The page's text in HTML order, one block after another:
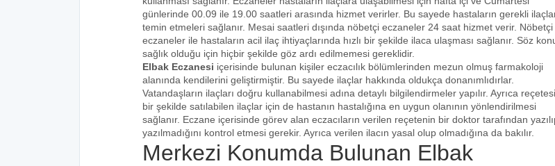
günlerinde 00.09 ile 19.00 saatleri arasında hizmet verirler. Bu sayede hastaların gerekli
temin etmeleri sağlanır. Mesai saatleri dışında nöbetçi eczaneler 24 saat hizmet verir. Nöbetçi
eczaneler ile hastaların acil ilaç ihtiyaçlarında hızlı bir şekilde ilaca ulaşması sağlanır. Söz
sağlık olduğu için hiçbir şekilde göz ardı edilmemesi gereklidir.
Elbak Eczanesi içerisinde bulunan kişiler eczacılık bölümlerinden mezun olmuş farmakoloji
alanında kendilerini geliştirmiştir. Bu sayede ilaçlar hakkında oldukça donanımlıdırlar.
Vatandaşların ilaçları doğru kullanabilmesi adına detaylı bilgilendirmeler yapılır. Ayrıca
bir şekilde satılabilen ilaçlar için de hastanın hastalığına en uygun olanının yönlendirilmesi
sağlanır. Eczane içerisinde görev alan eczacıların verilen reçetenin bir doktor tarafından
yazılmadığını kontrol etmesi gerekir. Ayrıca verilen ilacın yasal olup olmadığına da bakılır.
Merkezi Konumda Bulunan Elbak